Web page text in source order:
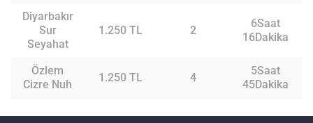
Diyarbakır
Sur
Seyahat
1.250 TL 2
6Saat
16Dakika
Özlem
Cizre Nuh
1.250 TL 4
5Saat
45Dakika